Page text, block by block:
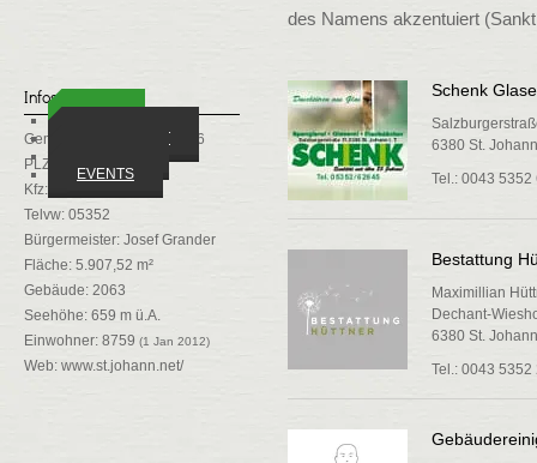
WIRTSCHAFT
EVENTS
Infos
Gemeindekennziffer: 70416
PLZ: 6380
Kfz: KB
Telvw: 05352
Bürgermeister: Josef Grander
Fläche: 5.907,52 m²
Gebäude: 2063
Seehöhe: 659 m ü.A.
Einwohner: 8759 (1 Jan 2012)
Web: www.st.johann.net/
des Namens akzentuiert
Schenk
6380 St.
Tel.: 0043 5352
Bestattung
Maximillian
Dechant-
6380 St.
Tel.: 0043 5352